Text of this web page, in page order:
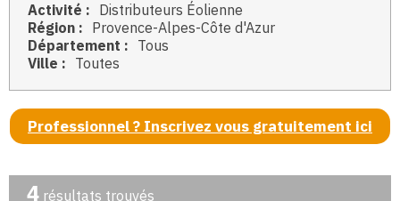
Activité : Distributeurs Éolienne
Région : Provence-Alpes-Côte d'Azur
Département : Tous
Ville : Toutes
Professionnel ? Inscrivez vous gratuitement ici
4 résultats trouvés